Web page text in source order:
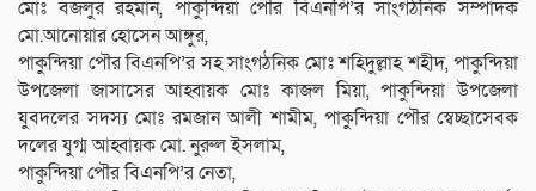
মোঃ বজলুর রহমান, পাকুন্দিয়া পৌর বিএনপি’র সাংগঠনিক সম্পাদক
মো.আনোয়ার হোসেন আঙ্গুর,
পাকুন্দিয়া পৌর বিএনপি’র সহ সাংগঠনিক মোঃ শহিদুল্লাহ শহীদ, পাকুন্দিয়া
উপজেলা জাসাসের আহ্বায়ক মোঃ কাজল মিয়া, পাকুন্দিয়া উপজেলা
যুবদলের সদস্য মোঃ রমজান আলী শামীম, পাকুন্দিয়া পৌর স্বেচ্ছাসেবক
দলের যুগ্ম আহ্বায়ক মো. নুরুল ইসলাম,
পাকুন্দিয়া পৌর বিএনপি’র নেতা,